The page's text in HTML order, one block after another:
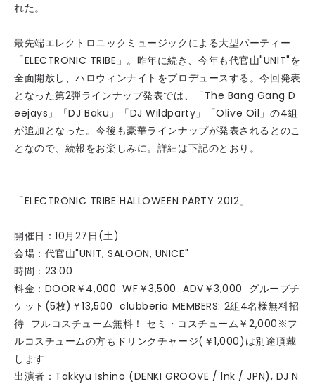
れた。
最先端エレクトロニックミュージックによる大型パーティー
「ELECTRONIC TRIBE」。昨年に続き、今年も代官山"UNIT"を
全面開放し、ハロウィンナイトをプロデュースする。今回発表
となった第2弾ラインナップ発表では、「The Bang Gang D
eejays」「DJ Baku」「DJ Wildparty」「Olive Oil」の4組
が追加となった。今後も豪華ラインナップが発表されるとのこ
となので、続報をお楽しみに。詳細は下記のとおり。
「ELECTRONIC TRIBE HALLOWEEN PARTY 2012」
開催日：10月27日(土)
会場：代官山"UNIT, SALOON, UNICE"
時間：23:00
料金：DOOR￥4,000 WF￥3,500 ADV￥3,000 グループチ
ケット(5枚)￥13,500 clubberia MEMBERS: 2組4名様無料招
待 フルコスチューム無料！ セミ・コスチューム￥2,000※フ
ルコスチュームの方もドリンクチャージ(￥1,000)は別途頂戴
します
出演者：Takkyu Ishino (DENKI GROOVE / lnk / JPN), DJ N